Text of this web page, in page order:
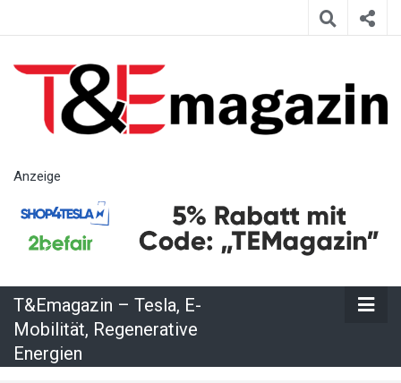
– Tesla, E-
Mobilität,
Regenerative
Energien
Anzeige
T&Emagazin – Tesla, E-
Mobilität, Regenerative
Energien